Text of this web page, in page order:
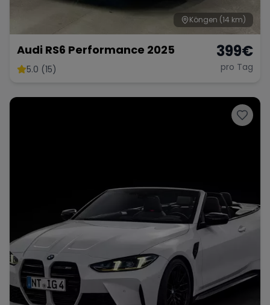
Köngen (14 km)
Audi RS6 Performance 2025
5.0 (15)
399€
pro Tag